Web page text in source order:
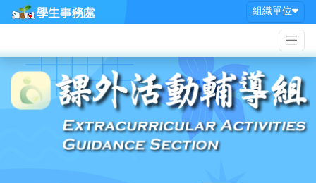
組織單位